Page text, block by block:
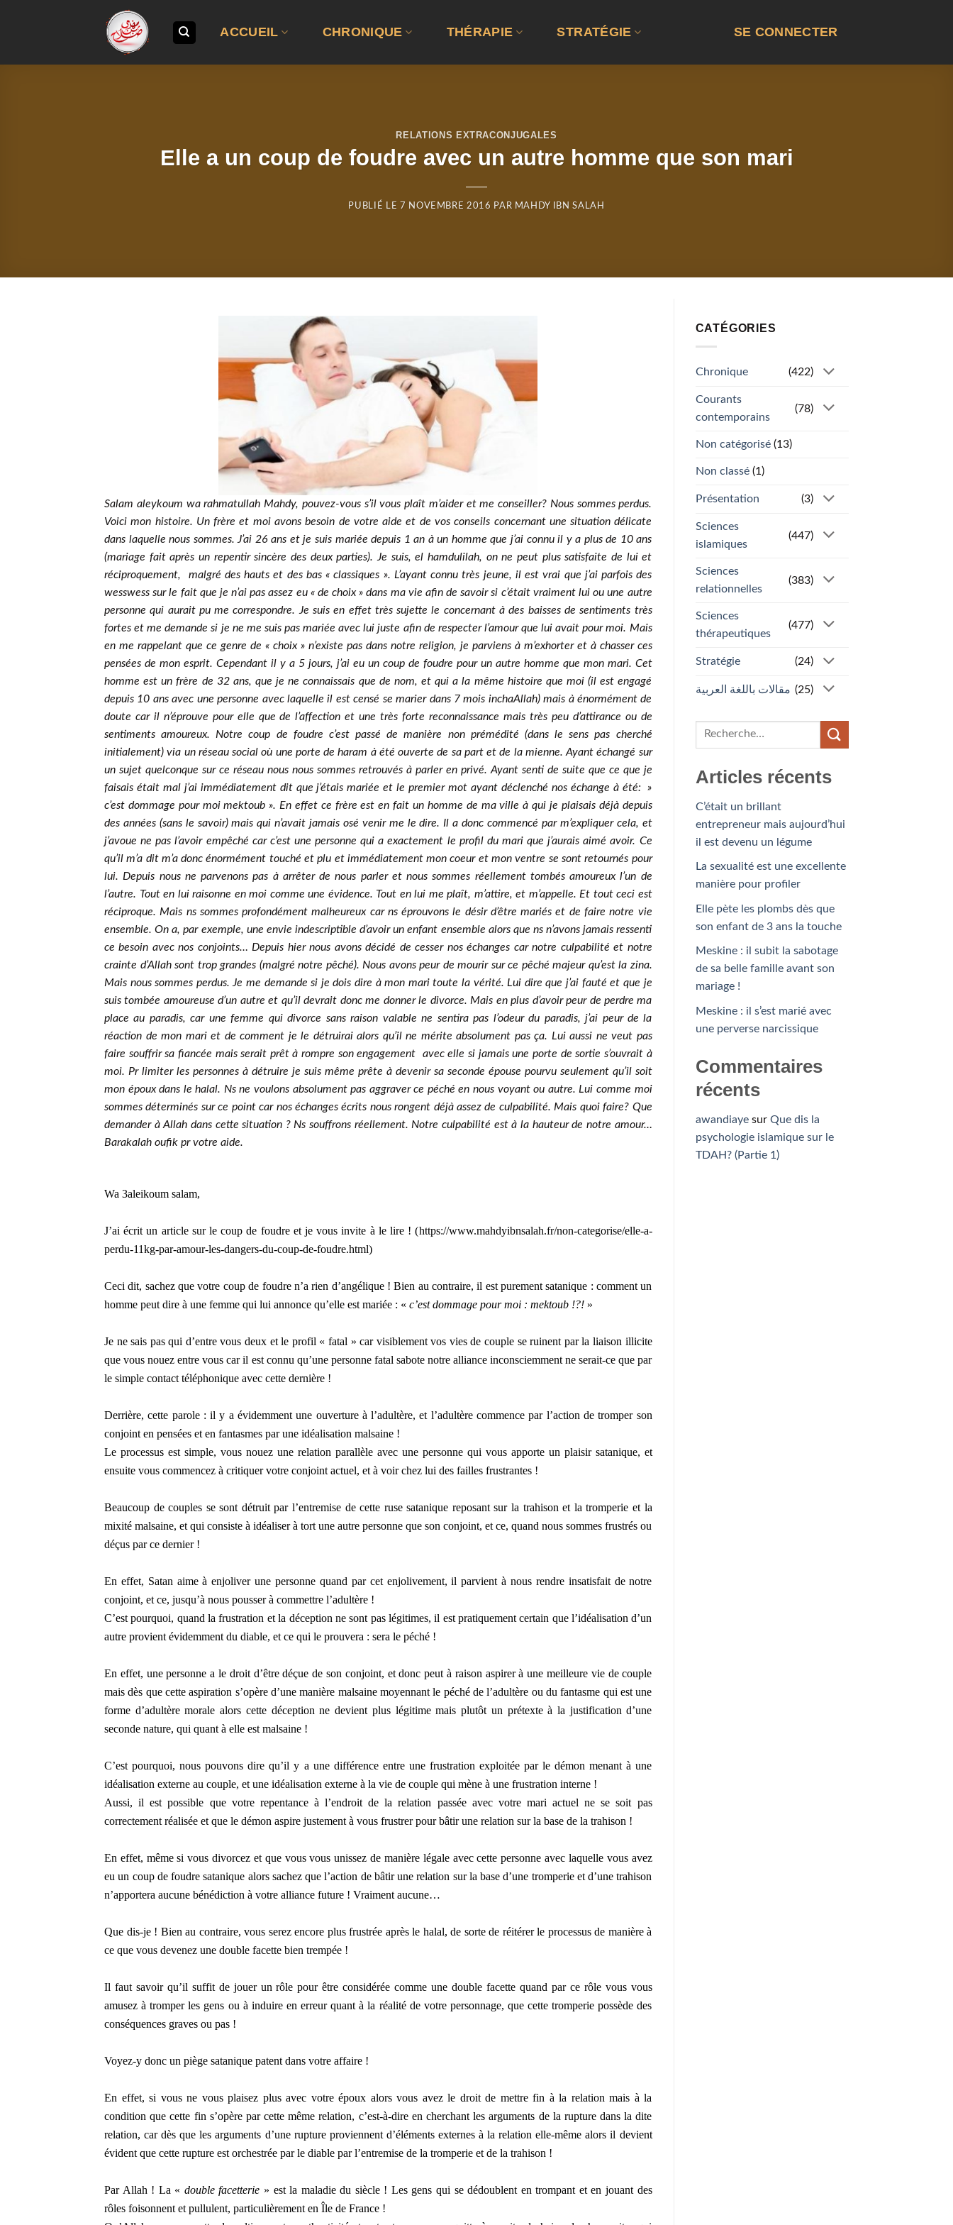
ACCUEIL CHRONIQUE THÉRAPIE STRATÉGIE SE CONNECTER
RELATIONS EXTRACONJUGALES
Elle a un coup de foudre avec un autre homme que son mari
PUBLIÉ LE 7 NOVEMBRE 2016 PAR MAHDY IBN SALAH
Salam aleykoum wa rahmatullah Mahdy, pouvez-vous s’il vous plaît m’aider et me conseiller? Nous sommes perdus.
Voici mon histoire. Un frère et moi avons besoin de votre aide et de vos conseils concernant une situation délicate
dans laquelle nous sommes. J’ai 26 ans et je suis mariée depuis 1 an à un homme que j’ai connu il y a plus de 10 ans
(mariage fait après un repentir sincère des deux parties). Je suis, el hamdulilah, on ne peut plus satisfaite de lui et
réciproquement, malgré des hauts et des bas « classiques ». L’ayant connu très jeune, il est vrai que j’ai parfois des
wesswess sur le fait que je n’ai pas assez eu « de choix » dans ma vie afin de savoir si c’était vraiment lui ou une autre
personne qui aurait pu me correspondre. Je suis en effet très sujette le concernant à des baisses de sentiments très
fortes et me demande si je ne me suis pas mariée avec lui juste afin de respecter l’amour que lui avait pour moi. Mais
en me rappelant que ce genre de « choix » n’existe pas dans notre religion, je parviens à m’exhorter et à chasser ces
pensées de mon esprit. Cependant il y a 5 jours, j’ai eu un coup de foudre pour un autre homme que mon mari. Cet
homme est un frère de 32 ans, que je ne connaissais que de nom, et qui a la même histoire que moi (il est engagé
depuis 10 ans avec une personne avec laquelle il est censé se marier dans 7 mois inchaAllah) mais à énormément de
doute car il n’éprouve pour elle que de l’affection et une très forte reconnaissance mais très peu d’attirance ou de
sentiments amoureux. Notre coup de foudre c’est passé de manière non prémédité (dans le sens pas cherché
initialement) via un réseau social où une porte de haram à été ouverte de sa part et de la mienne. Ayant échangé sur
un sujet quelconque sur ce réseau nous nous sommes retrouvés à parler en privé. Ayant senti de suite que ce que je
faisais était mal j’ai immédiatement dit que j’étais mariée et le premier mot ayant déclenché nos échange à été: »
c’est dommage pour moi mektoub ». En effet ce frère est en fait un homme de ma ville à qui je plaisais déjà depuis
des années (sans le savoir) mais qui n’avait jamais osé venir me le dire. Il a donc commencé par m’expliquer cela, et
j’avoue ne pas l’avoir empêché car c’est une personne qui a exactement le profil du mari que j’aurais aimé avoir. Ce
qu’il m’a dit m’a donc énormément touché et plu et immédiatement mon coeur et mon ventre se sont retournés pour
lui. Depuis nous ne parvenons pas à arrêter de nous parler et nous sommes réellement tombés amoureux l’un de
l’autre. Tout en lui raisonne en moi comme une évidence. Tout en lui me plaît, m’attire, et m’appelle. Et tout ceci est
réciproque. Mais ns sommes profondément malheureux car ns éprouvons le désir d’être mariés et de faire notre vie
ensemble. On a, par exemple, une envie indescriptible d’avoir un enfant ensemble alors que ns n’avons jamais ressenti
ce besoin avec nos conjoints… Depuis hier nous avons décidé de cesser nos échanges car notre culpabilité et notre
crainte d’Allah sont trop grandes (malgré notre pêché). Nous avons peur de mourir sur ce pêché majeur qu’est la zina.
Mais nous sommes perdus. Je me demande si je dois dire à mon mari toute la vérité. Lui dire que j’ai fauté et que je
suis tombée amoureuse d’un autre et qu’il devrait donc me donner le divorce. Mais en plus d’avoir peur de perdre ma
place au paradis, car une femme qui divorce sans raison valable ne sentira pas l’odeur du paradis, j’ai peur de la
réaction de mon mari et de comment je le détruirai alors qu’il ne mérite absolument pas ça. Lui aussi ne veut pas
faire souffrir sa fiancée mais serait prêt à rompre son engagement avec elle si jamais une porte de sortie s’ouvrait à
moi. Pr limiter les personnes à détruire je suis même prête à devenir sa seconde épouse pourvu seulement qu’il soit
mon époux dans le halal. Ns ne voulons absolument pas aggraver ce péché en nous voyant ou autre. Lui comme moi
sommes déterminés sur ce point car nos échanges écrits nous rongent déjà assez de culpabilité. Mais quoi faire? Que
demander à Allah dans cette situation ? Ns souffrons réellement. Notre culpabilité est à la hauteur de notre amour…
Barakalah oufik pr votre aide.
Wa 3aleikoum salam,
J’ai écrit un article sur le coup de foudre et je vous invite à le lire ! (https://www.mahdyibnsalah.fr/non-categorise/elle-a-
perdu-11kg-par-amour-les-dangers-du-coup-de-foudre.html)
Ceci dit, sachez que votre coup de foudre n’a rien d’angélique ! Bien au contraire, il est purement satanique : comment un
homme peut dire à une femme qui lui annonce qu’elle est mariée : « c’est dommage pour moi : mektoub !?! »
Je ne sais pas qui d’entre vous deux et le profil « fatal » car visiblement vos vies de couple se ruinent par la liaison illicite
que vous nouez entre vous car il est connu qu’une personne fatal sabote notre alliance inconsciemment ne serait-ce que par
le simple contact téléphonique avec cette dernière !
Derrière, cette parole : il y a évidemment une ouverture à l’adultère, et l’adultère commence par l’action de tromper son
conjoint en pensées et en fantasmes par une idéalisation malsaine !
Le processus est simple, vous nouez une relation parallèle avec une personne qui vous apporte un plaisir satanique, et
ensuite vous commencez à critiquer votre conjoint actuel, et à voir chez lui des failles frustrantes !
Beaucoup de couples se sont détruit par l’entremise de cette ruse satanique reposant sur la trahison et la tromperie et la
mixité malsaine, et qui consiste à idéaliser à tort une autre personne que son conjoint, et ce, quand nous sommes frustrés ou
déçus par ce dernier !
En effet, Satan aime à enjoliver une personne quand par cet enjolivement, il parvient à nous rendre insatisfait de notre
conjoint, et ce, jusqu’à nous pousser à commettre l’adultère !
C’est pourquoi, quand la frustration et la déception ne sont pas légitimes, il est pratiquement certain que l’idéalisation d’un
autre provient évidemment du diable, et ce qui le prouvera : sera le péché !
En effet, une personne a le droit d’être déçue de son conjoint, et donc peut à raison aspirer à une meilleure vie de couple
mais dès que cette aspiration s’opère d’une manière malsaine moyennant le péché de l’adultère ou du fantasme qui est une
forme d’adultère morale alors cette déception ne devient plus légitime mais plutôt un prétexte à la justification d’une
seconde nature, qui quant à elle est malsaine !
C’est pourquoi, nous pouvons dire qu’il y a une différence entre une frustration exploitée par le démon menant à une
idéalisation externe au couple, et une idéalisation externe à la vie de couple qui mène à une frustration interne !
Aussi, il est possible que votre repentance à l’endroit de la relation passée avec votre mari actuel ne se soit pas
correctement réalisée et que le démon aspire justement à vous frustrer pour bâtir une relation sur la base de la trahison !
En effet, même si vous divorcez et que vous vous unissez de manière légale avec cette personne avec laquelle vous avez
eu un coup de foudre satanique alors sachez que l’action de bâtir une relation sur la base d’une tromperie et d’une trahison
n’apportera aucune bénédiction à votre alliance future ! Vraiment aucune…
Que dis-je ! Bien au contraire, vous serez encore plus frustrée après le halal, de sorte de réitérer le processus de manière à
ce que vous devenez une double facette bien trempée !
Il faut savoir qu’il suffit de jouer un rôle pour être considérée comme une double facette quand par ce rôle vous vous
amusez à tromper les gens ou à induire en erreur quant à la réalité de votre personnage, que cette tromperie possède des
conséquences graves ou pas !
Voyez-y donc un piège satanique patent dans votre affaire !
En effet, si vous ne vous plaisez plus avec votre époux alors vous avez le droit de mettre fin à la relation mais à la
condition que cette fin s’opère par cette même relation, c’est-à-dire en cherchant les arguments de la rupture dans la dite
relation, car dès que les arguments d’une rupture proviennent d’éléments externes à la relation elle-même alors il devient
évident que cette rupture est orchestrée par le diable par l’entremise de la tromperie et de la trahison !
Par Allah ! La « double facetterie » est la maladie du siècle ! Les gens qui se dédoublent en trompant et en jouant des
rôles foisonnent et pullulent, particulièrement en Île de France !
CATÉGORIES
Chronique (422)
Courants
contemporains
(78)
Non catégorisé(13)
Non classé(1)
Présentation (3)
Sciences
islamiques
(447)
Sciences
relationnelles
(383)
Sciences
thérapeutiques
(477)
Stratégie (24)
مقالات باللغة العربية (25)
Articles récents
C’était un brillant
entrepreneur mais aujourd’hui
il est devenu un légume
La sexualité est une excellente
manière pour profiler
Elle pète les plombs dès que
son enfant de 3 ans la touche
Meskine : il subit la sabotage
de sa belle famille avant son
mariage !
Meskine : il s’est marié avec
une perverse narcissique
Commentaires
récents
awandiayesur Que dis la
psychologie islamique sur le
TDAH? (Partie 1)